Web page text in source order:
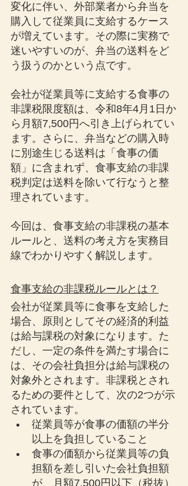
変化に伴い、外部業者から弁当を
購入して従業員に支給するケース
が増えています。その際に実務で
迷いやすいのが、弁当の送料をど
う扱うのかという点です。
会社が従業員等に支給する食事の
非課税限度額は、令和8年4月1日か
ら月額7,500円へ引き上げられてい
ます。さらに、弁当などの購入時
に別途生じる送料は「食事の価
額」に含まれず、食事支給の非課
税判定は送料を除いて行なうと整
理されています。
今回は、食事支給の非課税の基本
ルールと、送料の考え方を実務目
線でわかりやすく解説します。
食事支給の非課税ルールとは？
会社が従業員等に食事を支給した
場合、原則としてその経済的利益
は給与課税の対象になります。た
だし、一定の条件を満たす場合に
は、その会社負担分は給与課税の
対象外とされます。非課税とされ
るための要件として、次の2つが示
されています。
従業員等が食事の価額の半分
以上を負担していること
食事の価額から従業員等の負
担額を差し引いた会社負担額
が、月額7,500円以下（税抜）